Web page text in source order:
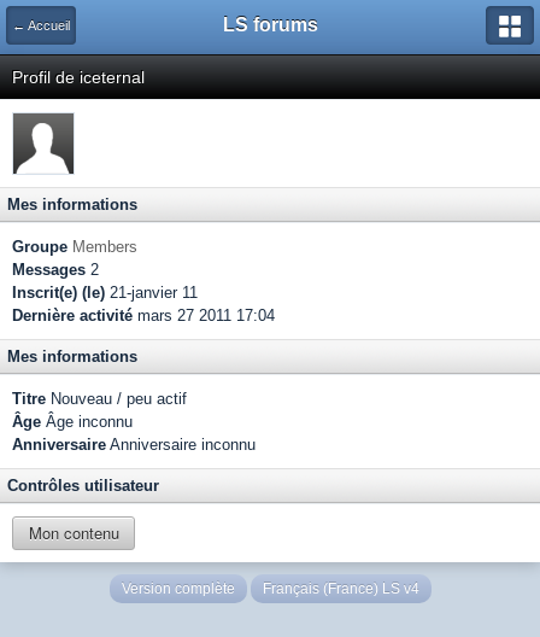
← Accueil LS forums
Profil de iceternal
Mes informations
Groupe Members
Messages 2
Inscrit(e) (le) 21-janvier 11
Dernière activité mars 27 2011 17:04
Mes informations
Titre Nouveau / peu actif
Âge Âge inconnu
Anniversaire Anniversaire inconnu
Contrôles utilisateur
Mon contenu
Version complète Français (France) LS v4